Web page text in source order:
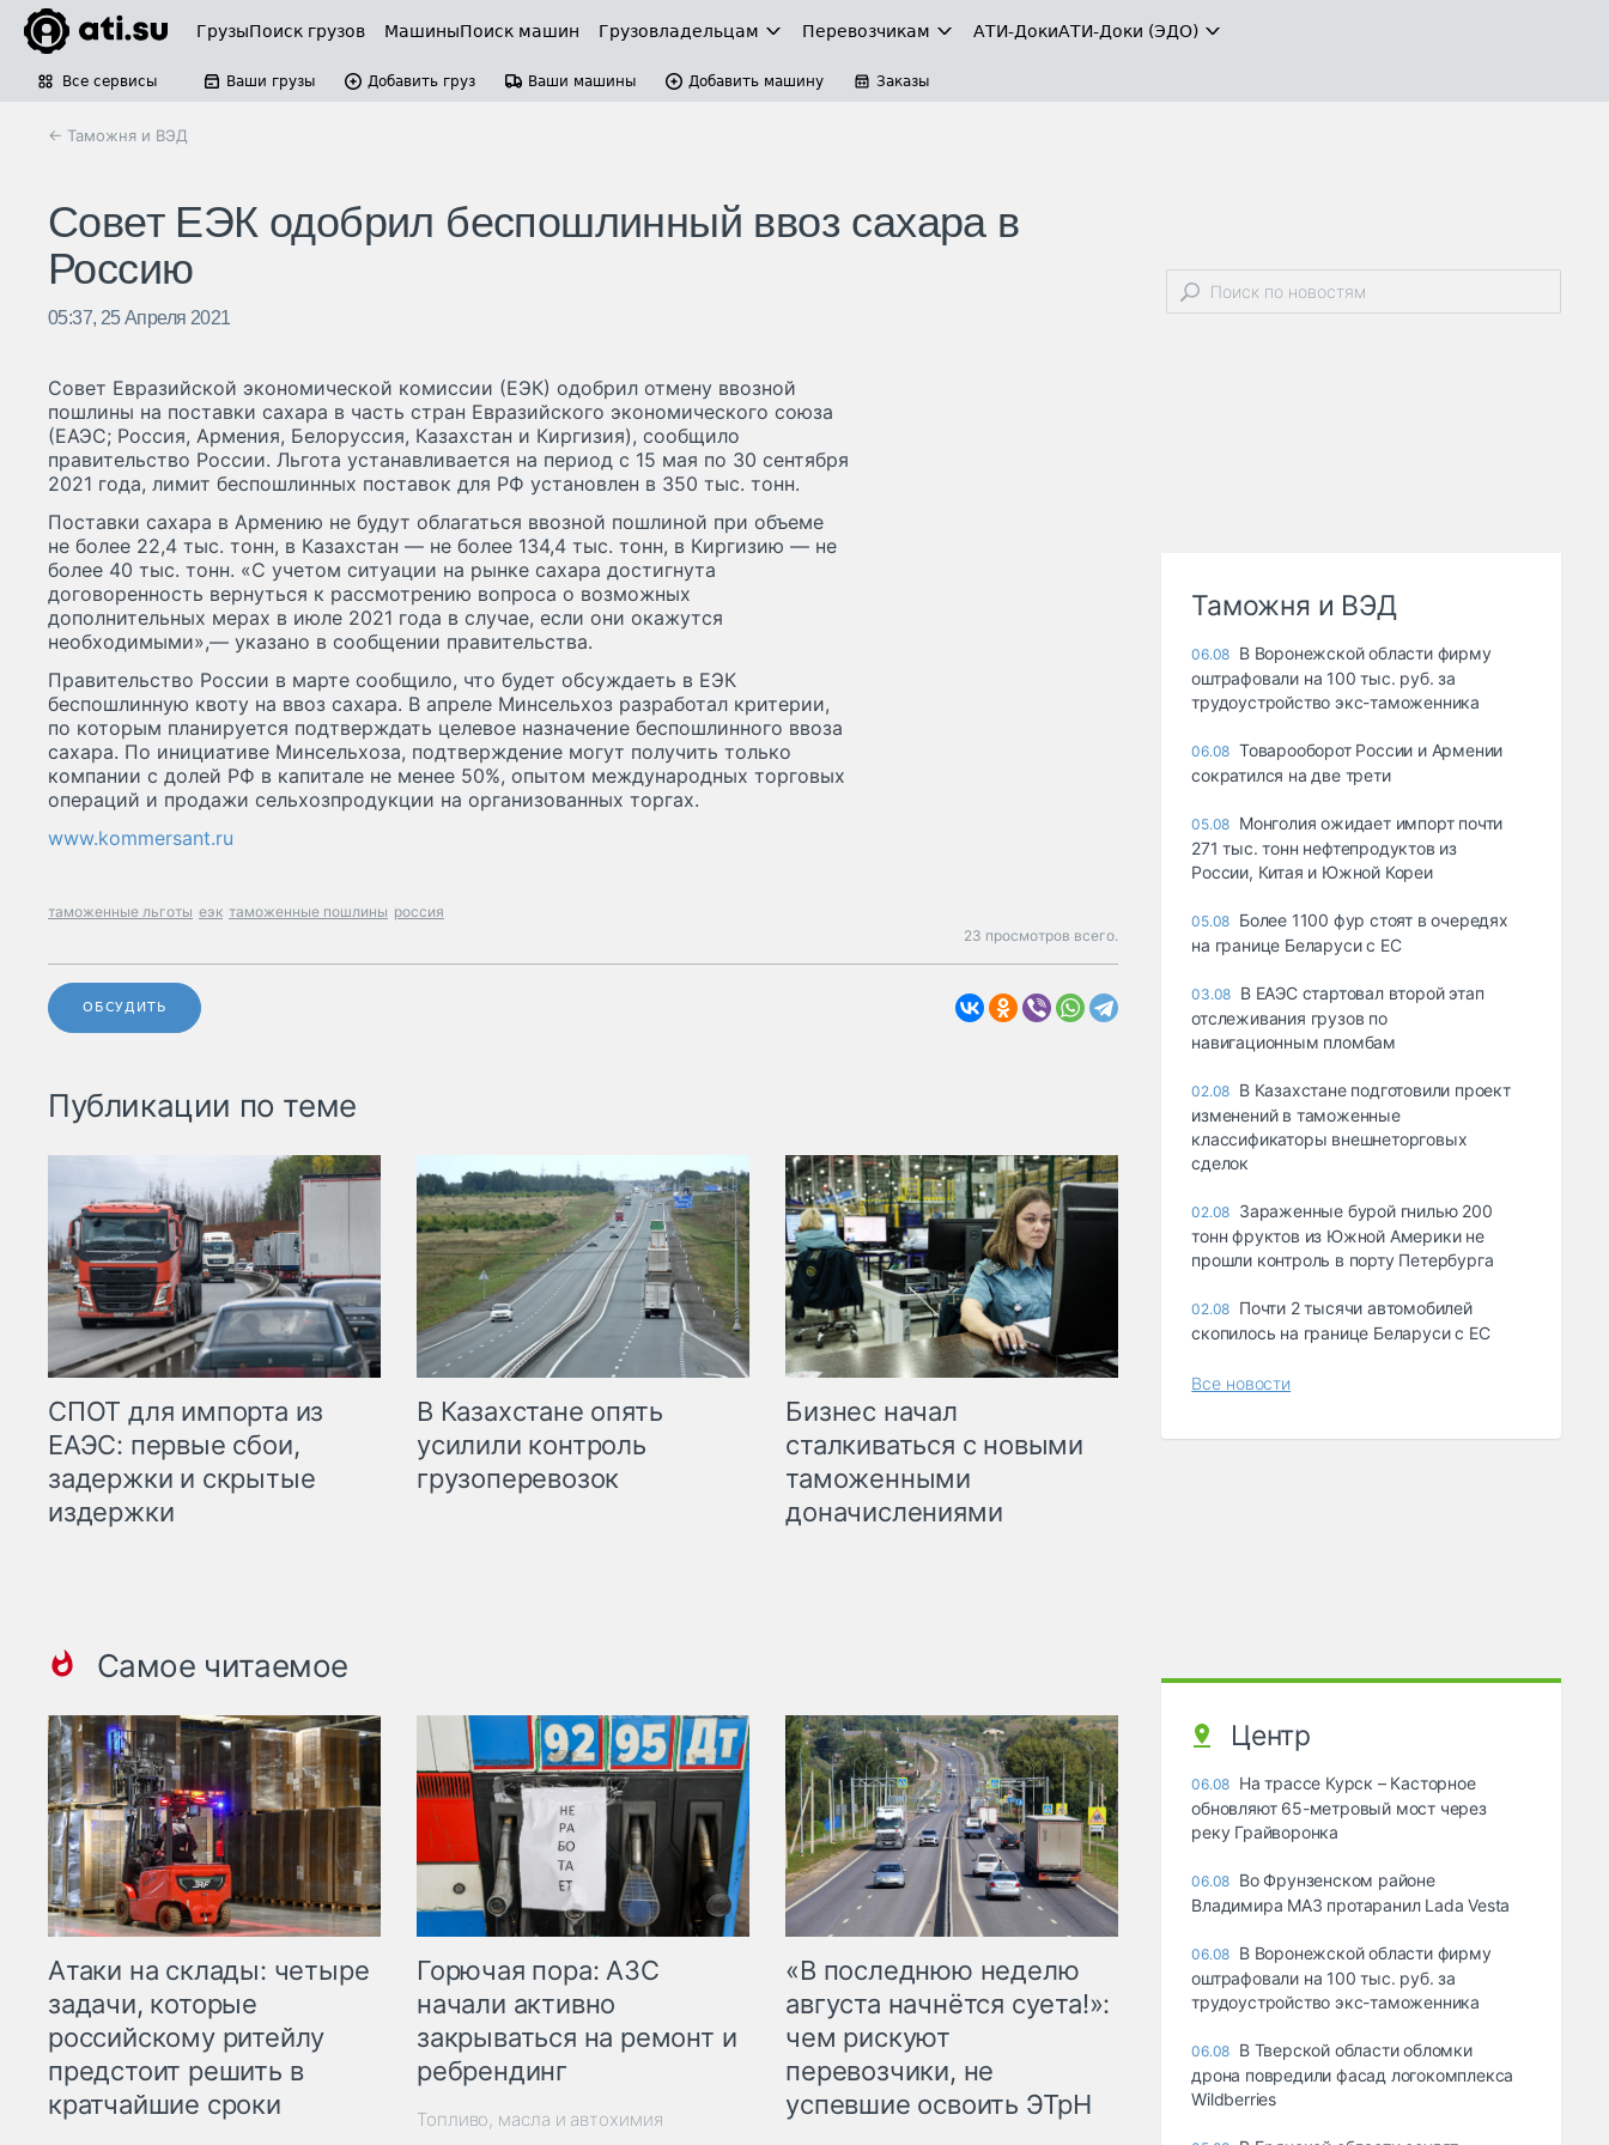
ГрузыПоиск грузов МашиныПоиск машин Грузовладельцам Перевозчикам АТИ-ДокиАТИ-Доки (ЭДО)
Все сервисы Ваши грузы Добавить груз Ваши машины Добавить машину Заказы
← Таможня и ВЭД
Совет ЕЭК одобрил беспошлинный ввоз сахара в
Россию
05:37, 25 Апреля 2021
Совет Евразийской экономической комиссии (ЕЭК) одобрил отмену ввозной
пошлины на поставки сахара в часть стран Евразийского экономического союза
(ЕАЭС; Россия, Армения, Белоруссия, Казахстан и Киргизия), сообщило
правительство России. Льгота устанавливается на период с 15 мая по 30 сентября
2021 года, лимит беспошлинных поставок для РФ установлен в 350 тыс. тонн.
Поставки сахара в Армению не будут облагаться ввозной пошлиной при объеме
не более 22,4 тыс. тонн, в Казахстан — не более 134,4 тыс. тонн, в Киргизию — не
более 40 тыс. тонн. «С учетом ситуации на рынке сахара достигнута
договоренность вернуться к рассмотрению вопроса о возможных
дополнительных мерах в июле 2021 года в случае, если они окажутся
необходимыми»,— указано в сообщении правительства.
Правительство России в марте сообщило, что будет обсуждаеть в ЕЭК
беспошлинную квоту на ввоз сахара. В апреле Минсельхоз разработал критерии,
по которым планируется подтверждать целевое назначение беспошлинного ввоза
сахара. По инициативе Минсельхоза, подтверждение могут получить только
компании с долей РФ в капитале не менее 50%, опытом международных торговых
операций и продажи сельхозпродукции на организованных торгах.
www.kommersant.ru
таможенные льготы еэк таможенные пошлины россия
23 просмотров всего.
ОБСУДИТЬ
Публикации по теме
СПОТ для импорта из
ЕАЭС: первые сбои,
задержки и скрытые
издержки
В Казахстане опять
усилили контроль
грузоперевозок
Бизнес начал
сталкиваться с новыми
таможенными
доначислениями
Самое читаемое
Атаки на склады: четыре
задачи, которые
российскому ритейлу
предстоит решить в
кратчайшие сроки
Горючая пора: АЗС
начали активно
закрываться на ремонт и
ребрендинг
Топливо, масла и автохимия
«В последнюю неделю
августа начнётся суета!»:
чем рискуют
перевозчики, не
успевшие освоить ЭТрН
Таможня и ВЭД
06.08 В Воронежской области фирму
оштрафовали на 100 тыс. руб. за
трудоустройство экс-таможенника
06.08 Товарооборот России и Армении
сократился на две трети
05.08 Монголия ожидает импорт почти
271 тыс. тонн нефтепродуктов из
России, Китая и Южной Кореи
05.08 Более 1100 фур стоят в очередях
на границе Беларуси с ЕС
03.08 В ЕАЭС стартовал второй этап
отслеживания грузов по
навигационным пломбам
02.08 В Казахстане подготовили проект
изменений в таможенные
классификаторы внешнеторговых
сделок
02.08 Зараженные бурой гнилью 200
тонн фруктов из Южной Америки не
прошли контроль в порту Петербурга
02.08 Почти 2 тысячи автомобилей
скопилось на границе Беларуси с ЕС
Все новости
Центр
06.08 На трассе Курск – Касторное
обновляют 65-метровый мост через
реку Грайворонка
06.08 Во Фрунзенском районе
Владимира МАЗ протаранил Lada Vesta
06.08 В Воронежской области фирму
оштрафовали на 100 тыс. руб. за
трудоустройство экс-таможенника
06.08 В Тверской области обломки
дрона повредили фасад логокомплекса
Wildberries